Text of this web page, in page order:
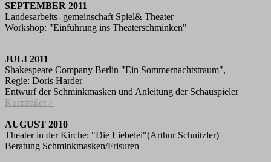
SEPTEMBER 2011
Landesarbeits- gemeinschaft Spiel& Theater
Workshop: "Einführung ins Theaterschminken"
JULI 2011
Shakespeare Company Berlin "Ein Sommernachtstraum",
Regie: Doris Harder
Entwurf der Schminkmasken und Anleitung der Schauspieler
Kurztrailer >
AUGUST 2010
Theater in der Kirche: "Die Liebelei"(Arthur Schnitzler)
Beratung Schminkmasken/Frisuren